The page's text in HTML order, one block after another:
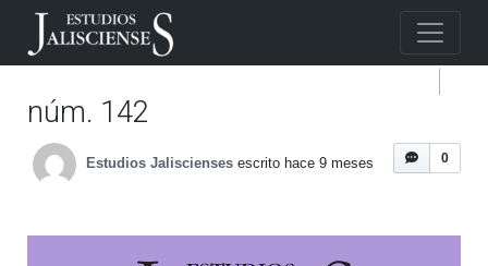
núm. 142
0
Estudios Jaliscienses escrito hace 9 meses